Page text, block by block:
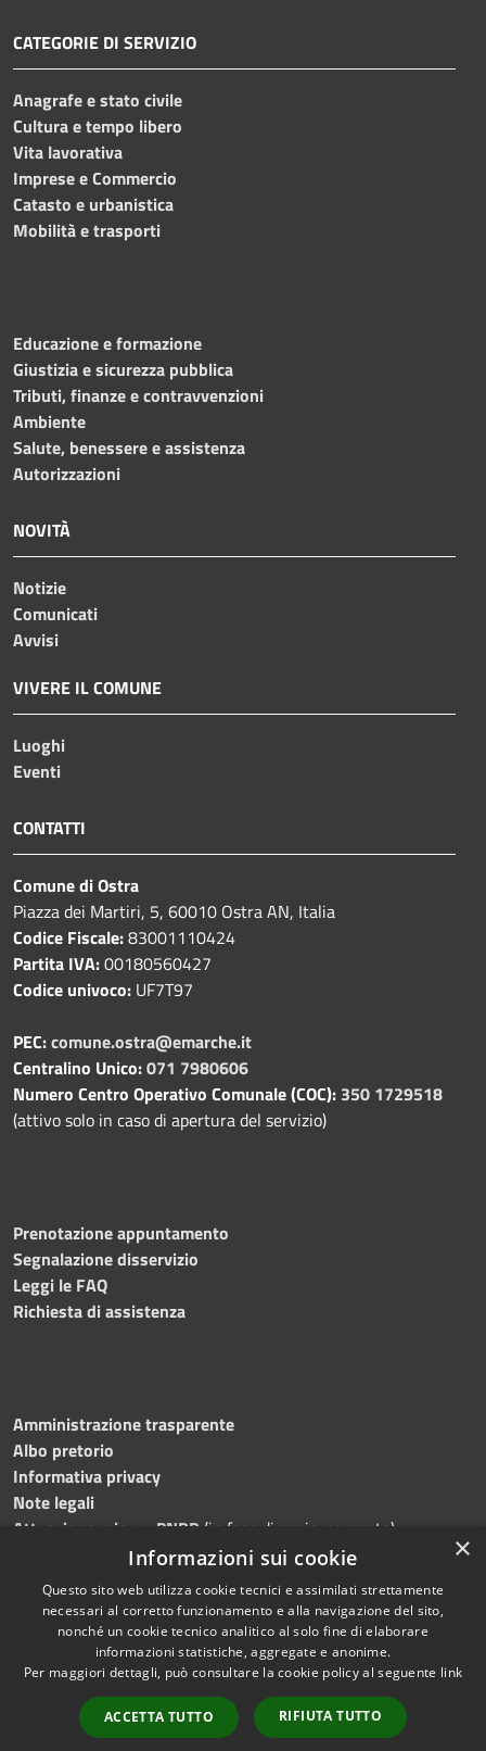
CATEGORIE DI SERVIZIO
Anagrafe e stato civile
Cultura e tempo libero
Vita lavorativa
Imprese e Commercio
Catasto e urbanistica
Mobilità e trasporti
Educazione e formazione
Giustizia e sicurezza pubblica
Tributi, finanze e contravvenzioni
Ambiente
Salute, benessere e assistenza
Autorizzazioni
NOVITÀ
Notizie
Comunicati
Avvisi
VIVERE IL COMUNE
Luoghi
Eventi
CONTATTI
Comune di Ostra
Piazza dei Martiri, 5, 60010 Ostra AN, Italia
Codice Fiscale:83001110424
Partita IVA:00180560427
Codice univoco: UF7T97
PEC:comune.ostra@emarche.it
Centralino Unico:071 7980606
Numero Centro Operativo Comunale (COC): 350 1729518
(attivo solo in caso di apertura del servizio)
Prenotazione appuntamento
Segnalazione disservizio
Leggi le FAQ
Richiesta di assistenza
Amministrazione trasparente
Albo pretorio
Informativa privacy
Note legali
Attuazione misure PNRR (in fase di aggiornamento)
Dichiarazione di accessibilità
Accessibilità
Copyright © 2026 • Comune di
Ostra • Powered by
Municipium•
Accesso
redazione
×
Informazioni sui cookie
Questo sito web utilizza cookie tecnici e assimilati strettamente
necessari al corretto funzionamento e alla navigazione del sito,
nonché un cookie tecnico analitico al solo fine di elaborare
informazioni statistiche, aggregate e anonime.
Per maggiori dettagli, può consultare la cookie policy al seguente link
ACCETTA TUTTO RIFIUTA TUTTO